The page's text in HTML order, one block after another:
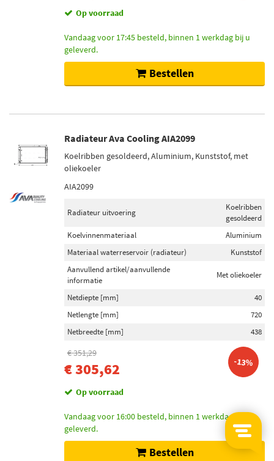
Op voorraad
Vandaag voor 17:45 besteld, binnen 1 werkdag bij u
geleverd.
Bestellen
Radiateur Ava Cooling AIA2099
Koelribben gesoldeerd, Aluminium, Kunststof, met
oliekoeler
AIA2099
Radiateur uitvoering
Koelribben
gesoldeerd
Koelvinnenmateriaal
Aluminium
Materiaal waterreservoir (radiateur)
Kunststof
Aanvullend artikel/aanvullende
informatie
Met oliekoeler
Netdiepte [mm]
40
Netlengte [mm]
720
Netbreedte [mm]
438
€ 351,29
€ 305,62 -13%
Op voorraad
Vandaag voor 16:00 besteld, binnen 1 werkdag bij u
geleverd.
Bestellen